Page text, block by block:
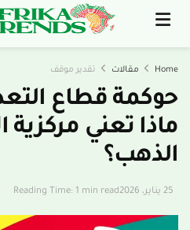
Home مقالات تقدير موقف
حوكمة قطاع
ماذا تعني
الذهب؟
25 يناير، 2026 Reading Time: 1 min read